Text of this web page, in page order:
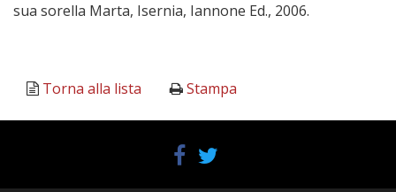
sua sorella Marta, Isernia, Iannone Ed., 2006.
Torna alla lista Stampa